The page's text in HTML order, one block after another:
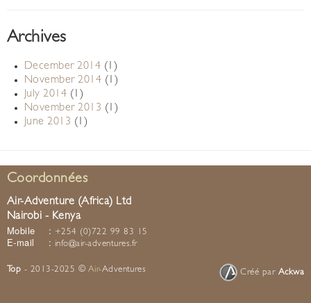
Archives
December 2014 (1)
November 2014 (1)
July 2014 (1)
November 2013 (1)
June 2013 (1)
Coordonnées
Air-Adventure (Africa) Ltd
Nairobi - Kenya
Mobile : +254 (0)722 99 83 15
E-mail : info@air-adventures.fr
Top - 2013-2025 © Air-Adventures Créé par Ackwa